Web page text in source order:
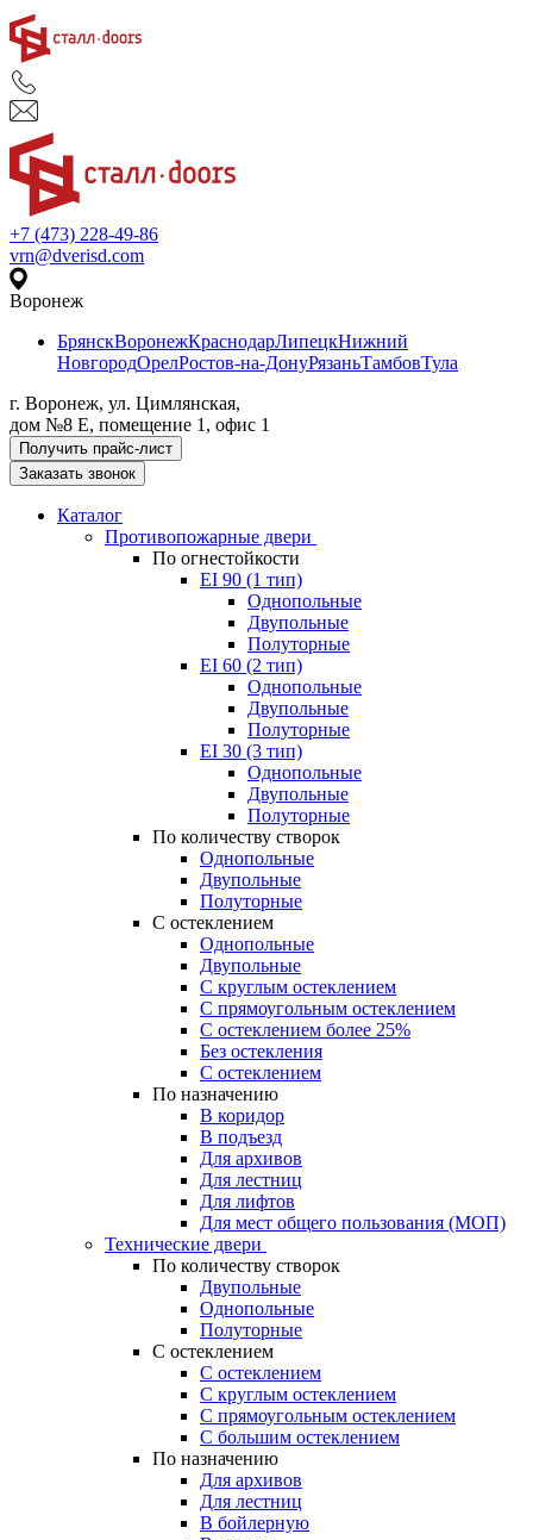
+7 (473) 228-49-86
vrn@dverisd.com
Воронеж
БрянскВоронежКраснодарЛипецкНижний
НовгородОрелРостов-на-ДонуРязаньТамбовТула
г. Воронеж, ул. Цимлянская,
дом №8 Е, помещение 1, офис 1
Получить прайс-лист
Заказать звонок
Каталог
Противопожарные двери
По огнестойкости
EI 90 (1 тип)
Однопольные
Двупольные
Полуторные
EI 60 (2 тип)
Однопольные
Двупольные
Полуторные
EI 30 (3 тип)
Однопольные
Двупольные
Полуторные
По количеству створок
Однопольные
Двупольные
Полуторные
С остеклением
Однопольные
Двупольные
С круглым остеклением
С прямоугольным остеклением
С остеклением более 25%
Без остекления
С остеклением
По назначению
В коридор
В подъезд
Для архивов
Для лестниц
Для лифтов
Для мест общего пользования (МОП)
Технические двери
По количеству створок
Двупольные
Однопольные
Полуторные
С остеклением
С остеклением
С круглым остеклением
С прямоугольным остеклением
С большим остеклением
По назначению
Для архивов
Для лестниц
В бойлерную